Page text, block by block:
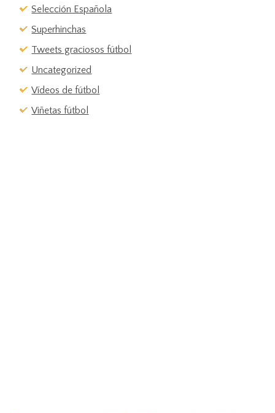
Selección Española
Superhinchas
Tweets graciosos fútbol
Uncategorized
Vídeos de fútbol
Viñetas fútbol